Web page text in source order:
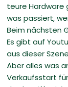
teure Hardware
was passiert,
Beim nächsten
Es gibt auf
aus dieser
Aber alles was
Verkaufsstart